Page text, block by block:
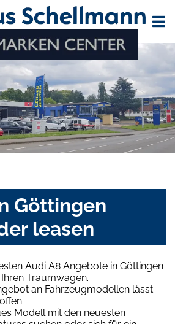
Göttingen
leasen
Audi A8 Angebote in Göttingen
Traumwagen.
an Fahrzeugmodellen lässt
Modell mit den neuesten